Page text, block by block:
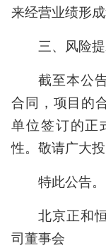
来经营业绩形成
三、风险
截至本公
合同，项目的
单位签订的正
性。敬请广大
特此公告。
北京正和
司董事会